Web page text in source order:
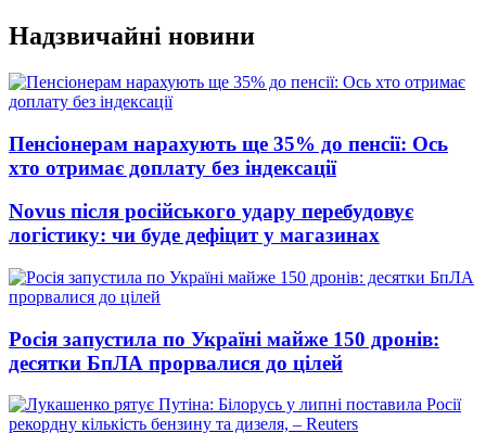
Перейти
до
вмісту
Надзвичайні новини
Пенсіонерам нарахують ще 35% до пенсії: Ось
хто отримає доплату без індексації
Novus після російського удару перебудовує
логістику: чи буде дефіцит у магазинах
Росія запустила по Україні майже 150 дронів:
десятки БпЛА прорвалися до цілей